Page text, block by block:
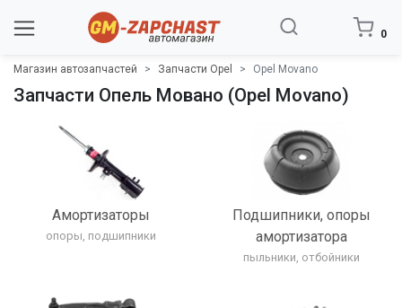
0
Магазин автозапчастей Запчасти Opel Opel Movano
Запчасти Опель Мовано (Opel Movano)
Амортизаторы
опоры, подшипники
Подшипники, опоры
амортизатора
пыльники, отбойники